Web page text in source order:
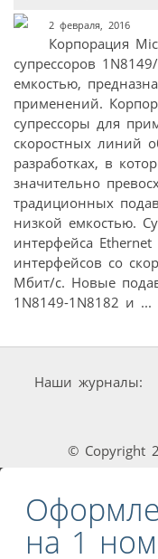
2 февраля, 2016
Корпорация
супрессоров
емкостью,
применений.
супрессоры для
скоростных линий
разработках, в
значительно
традиционных
низкой емкостью.
интерфейса
интерфейсов со
Мбит/с. Новые
1N8149-1N8182 и ...
Наши журналы:
© Copyright
на 1